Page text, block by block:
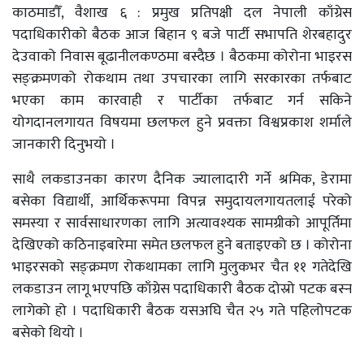
काठमाडौँ, वैशाख ६ : प्रमुख प्रतिपक्षी दल नेपाली काँग्रेस
पदाधिकारीको बैठक आज बिहान ९ बजे पार्टी सभापति शेरबहादुर
देउवाको निवास बूढानीलकण्ठमा बस्दैछ । बैठकमा कोरोना भाइरस
सङ्क्रमणको रोकथाम तथा उपचारका लागि सरकारका तर्फबाट
भएका काम कारवाही र पार्टीका तर्फबाट गर्न सकिने
योगदानलगायत विषयमा छलफल हुने प्रवक्ता विश्वप्रकाश शर्माले
जानकारी दिनुभयो ।
साथै लकडाउनका कारण दैनिक ज्यालादारी गर्ने श्रमिक, डेरामा
बसेका विद्यार्थी, आर्थिकरूपमा विपन्न समुदायलगायतलाई परेको
समस्या र सार्वसाधारणका लागि अत्यावश्यक सामग्रीको आपूर्तिमा
देखिएको कठिनाइबारेमा समेत छलफल हुने बताइएको छ । कोरोना
भाइरसको सङ्क्रमण रोकथामका लागि मुलुकभर चैत ११ गतेदेखि
लकडाउन लागू भएपछि काँग्रेस पदाधिकारी बैठक दोस्रो पटक बस्न
लागेको हो । पदाधिकारी बैठक यसअघि चैत २५ गते पहिलोपटक
बसेको थियो ।